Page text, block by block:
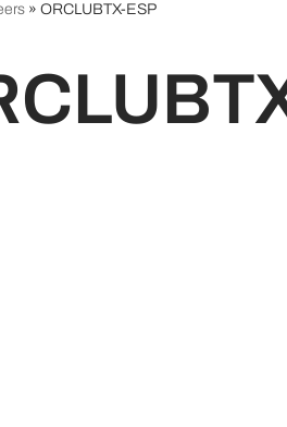
»ORCLUBTX-ESP